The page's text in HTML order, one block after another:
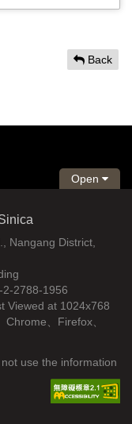
Back
Open
Nangang District,
2788-1956
Viewed at 1024x768
、Firefox、
use the information